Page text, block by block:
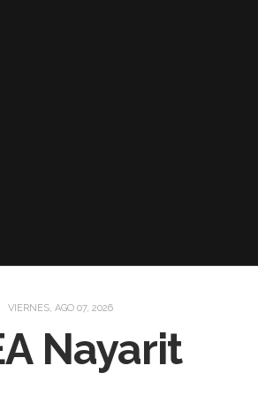
VIERNES, AGO 07, 2026